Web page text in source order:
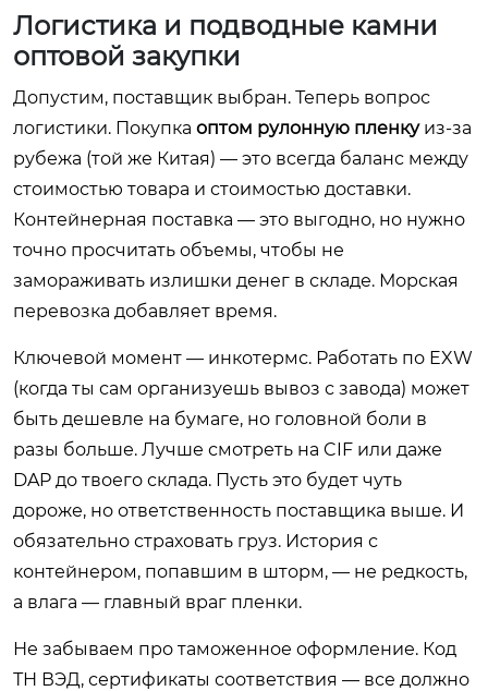
Логистика и подводные камни
оптовой закупки
Допустим, поставщик выбран. Теперь вопрос
логистики. Покупка оптом рулонную пленкуиз-за
рубежа (той же Китая) — это всегда баланс между
стоимостью товара и стоимостью доставки.
Контейнерная поставка — это выгодно, но нужно
точно просчитать объемы, чтобы не
замораживать излишки денег в складе. Морская
перевозка добавляет время.
Ключевой момент — инкотермс. Работать по EXW
(когда ты сам организуешь вывоз с завода) может
быть дешевле на бумаге, но головной боли в
разы больше. Лучше смотреть на CIF или даже
DAP до твоего склада. Пусть это будет чуть
дороже, но ответственность поставщика выше. И
обязательно страховать груз. История с
контейнером, попавшим в шторм, — не редкость,
а влага — главный враг пленки.
Не забываем про таможенное оформление. Код
ТН ВЭД, сертификаты соответствия — все должно